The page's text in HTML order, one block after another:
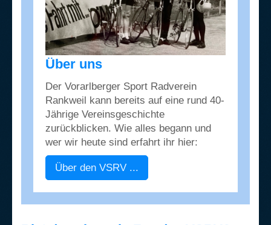
Über uns
Der Vorarlberger Sport Radverein
Rankweil kann bereits auf eine rund 40-
Jährige Vereinsgeschichte
zurückblicken. Wie alles begann und
wer wir heute sind erfahrt ihr hier:
Über den VSRV ...